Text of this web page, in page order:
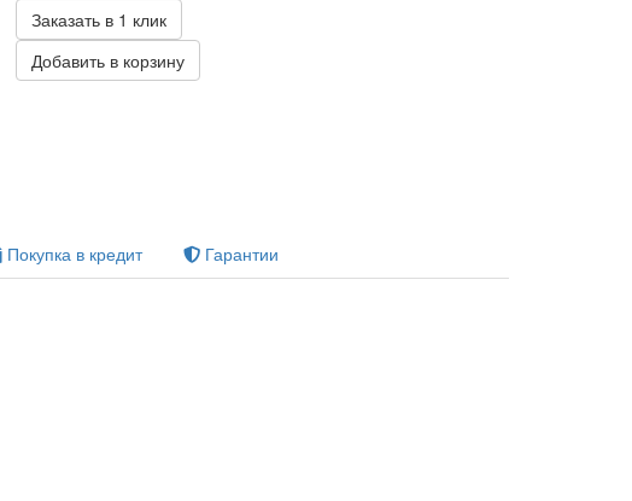
Заказать в 1 клик
Добавить в корзину
Покупка в кредит
Гарантии